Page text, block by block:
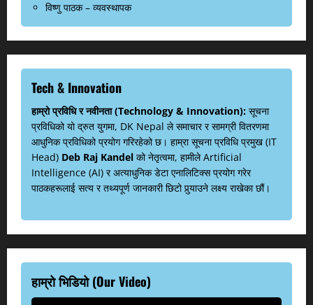
विष्णु पाठक – व्यवस्थापक
Tech & Innovation
हाम्रो प्रविधि र नवीनता (Technology & Innovation): सूचना
प्रविधिको यो द्रुत युगमा, DK Nepal ले समाचार र सामग्री वितरणमा
आधुनिक प्रविधिको प्रयोग गरिरहेको छ। हाम्रा सूचना प्रविधि प्रमुख (IT
Head) Deb Raj Kandel को नेतृत्वमा, हामीले Artificial
Intelligence (AI) र अत्याधुनिक डेटा एनालिटिक्स प्रयोग गरेर
पाठकहरूलाई सत्य र तथ्यपूर्ण जानकारी छिटो पुर्‍याउने लक्ष्य राखेका छौं।
हाम्रो भिडियो (Our Video)